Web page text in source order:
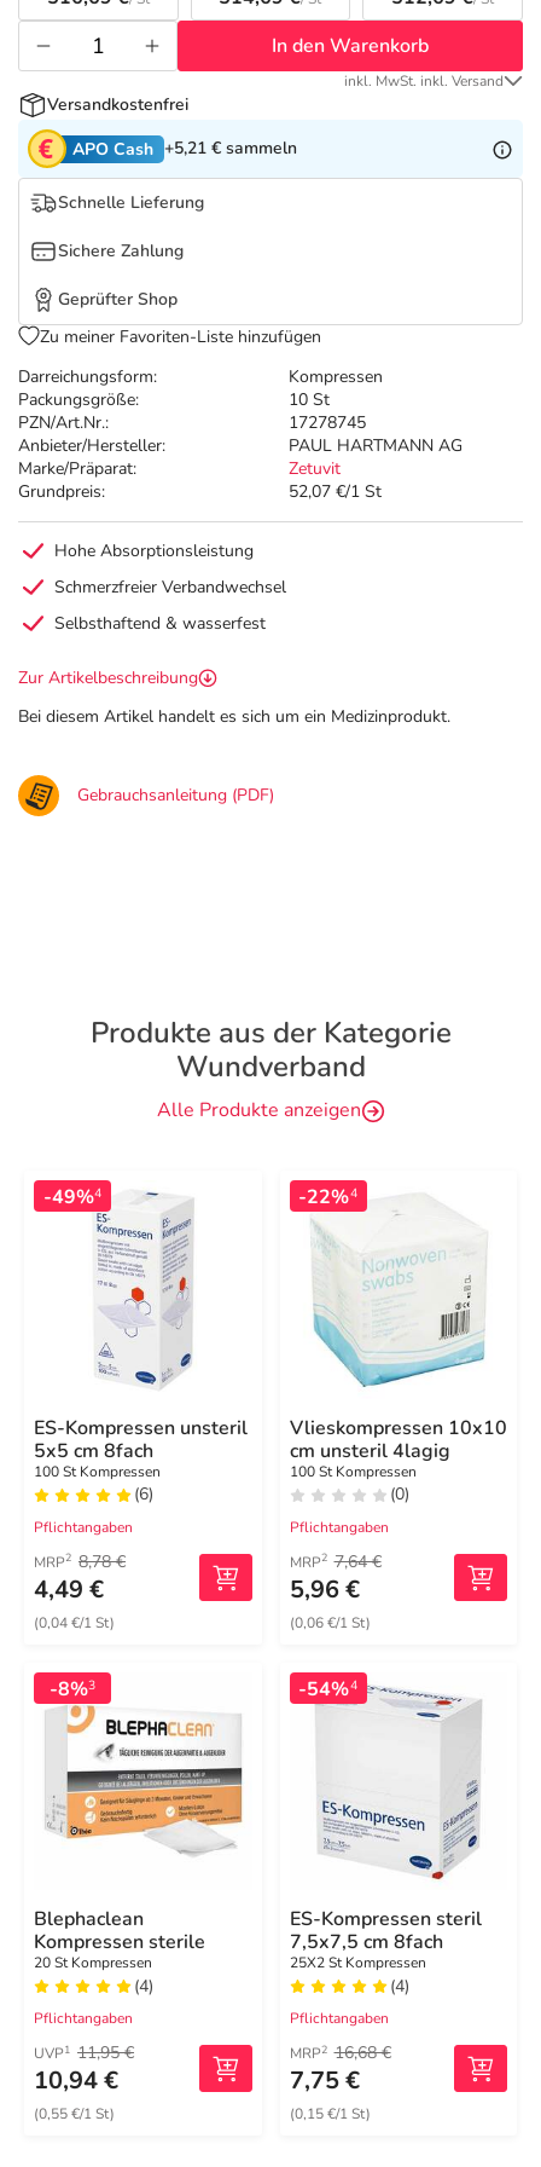
Tierapotheke
Vitamine & Mineralstoffe
Marken
Salus Deals
Darreichungsform:
Kompressen
Packungsgröße:
10 St
PZN/Art.Nr.:
17278745
Anbieter/Hersteller:
PAUL HARTMANN AG
Marke/Präparat:
Zetuvit
Grundpreis:
52,07 €/1 St
In den Warenkorb
inkl. MwSt. inkl. Versand
Versandkostenfrei
APO Cash +5,21 € sammeln
Schnelle Lieferung
Sichere Zahlung
Geprüfter Shop
Zu meiner Favoriten-Liste hinzufügen
Hohe Absorptionsleistung
Schmerzfreier Verbandwechsel
Selbsthaftend & wasserfest
Zur Artikelbeschreibung
Bei diesem Artikel handelt es sich um ein Medizinprodukt.
Gebrauchsanleitung (PDF)
Produkte aus der Kategorie
Wundverband
Alle Produkte anzeigen
-49%4
ES-Kompressen unsteril
5x5 cm 8fach
100 St Kompressen
(6)
Pflichtangaben
MRP2 8,78 €
4,49 €
(0,04 €/1 St)
-22%4
Vlieskompressen 10x10
cm unsteril 4lagig
100 St Kompressen
(0)
Pflichtangaben
MRP2 7,64 €
5,96 €
(0,06 €/1 St)
-8%3
Blephaclean
Kompressen sterile
20 St Kompressen
(4)
Pflichtangaben
UVP1 11,95 €
10,94 €
(0,55 €/1 St)
-54%4
ES-Kompressen steril
7,5x7,5 cm 8fach
25X2 St Kompressen
(4)
Pflichtangaben
MRP2 16,68 €
7,75 €
(0,15 €/1 St)